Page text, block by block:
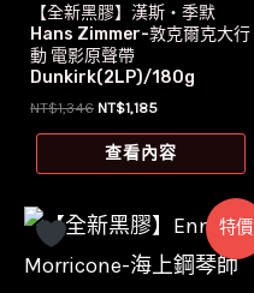
【全新黑膠】漢斯‧季默
Hans Zimmer-敦克爾克大行
動 電影原聲帶
Dunkirk(2LP)/180g
NT$1,346 原
價
格：
NT$1,185目
價
格：
查看內容
特價